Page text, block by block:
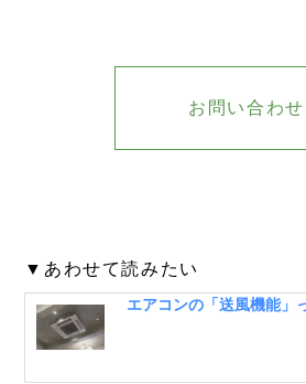
お問い合わせ
▼あわせて読みたい
エアコンの「送風機能」